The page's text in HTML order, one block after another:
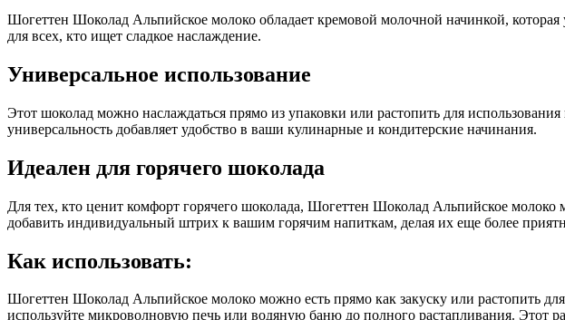
Шогеттен Шоколад Альпийское молоко обладает кремовой молочной начинкой,
для всех, кто ищет сладкое наслаждение.
Универсальное использование
Этот шоколад можно наслаждаться прямо из упаковки или растопить для
универсальность добавляет удобство в ваши кулинарные и кондитерские начинания.
Идеален для горячего шоколада
Для тех, кто ценит комфорт горячего шоколада, Шогеттен Шоколад Альпийское
добавить индивидуальный штрих к вашим горячим напиткам, делая их еще более
Как использовать:
Шогеттен Шоколад Альпийское молоко можно есть прямо как закуску или растопить
используйте микроволновую печь или водяную баню до полного растапливания. Этот